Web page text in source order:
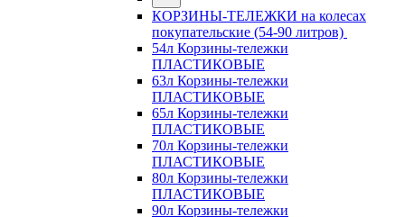
КОРЗИНЫ-ТЕЛЕЖКИ на колесах
покупательские (54-90 литров)
54л Корзины-тележки
ПЛАСТИКОВЫЕ
63л Корзины-тележки
ПЛАСТИКОВЫЕ
65л Корзины-тележки
ПЛАСТИКОВЫЕ
70л Корзины-тележки
ПЛАСТИКОВЫЕ
80л Корзины-тележки
ПЛАСТИКОВЫЕ
90л Корзины-тележки